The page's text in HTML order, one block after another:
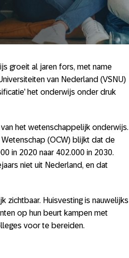
groeit al jaren fors, met name
van Nederland (VSNU)
het onderwijs onder druk
het wetenschappelijk onderwijs.
(OCW) blijkt dat de
in 2020 naar 402.000 in 2030.
niet uit Nederland, en dat
zichtbaar. Huisvesting is nauwelijks
op hun beurt kampen met
voor te bereiden.